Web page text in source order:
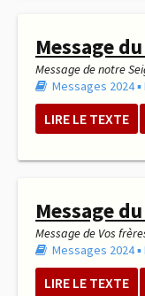
Message
Message de notre
Messages 2024▪︎
LIRE LE TEXTE
Message
Message de Vos
Messages 2024▪︎
LIRE LE TEXTE